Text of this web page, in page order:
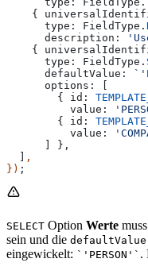
    {
      type:
FieldType .
      description:
    {
      type:
FieldType .
      defaultValue:
      options:
[
        {
id:
          value:
        {
id:
          value:
      ] },
  ]
,
}) ;
SELECT Option Werte muss
sein und die defaultValue
eingewickelt: `'PERSON'` .